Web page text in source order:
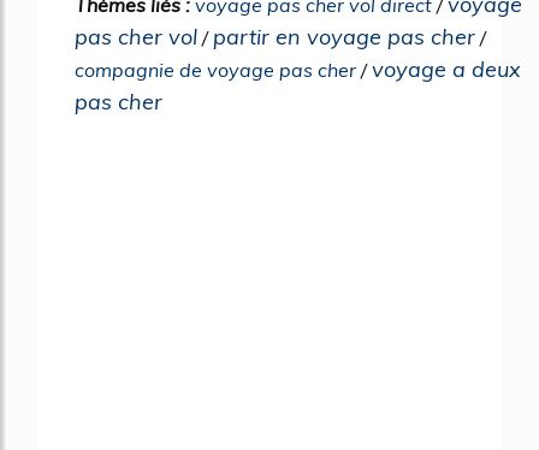
pas cher vol / partir en voyage pas cher /
compagnie de voyage pas cher /voyage a deux
pas cher